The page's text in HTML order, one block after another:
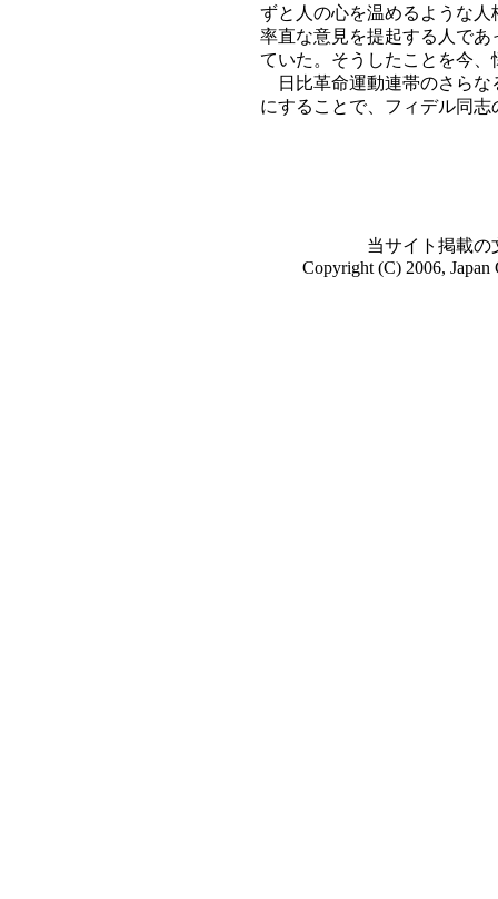
ずと人の心を温めるような
率直な意見を提起する人で
ていた。そうしたことを今、
日比革命運動連帯のさらな
にすることで、フィデル同
当サイト掲載の
Copyright (C) 2006, Japan